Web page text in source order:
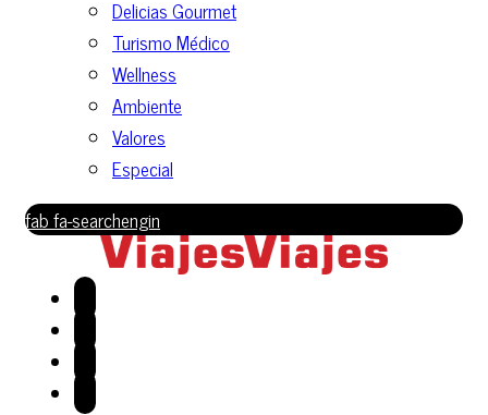
Delicias Gourmet
Turismo Médico
Wellness
Ambiente
Valores
Especial
fab fa-searchengin